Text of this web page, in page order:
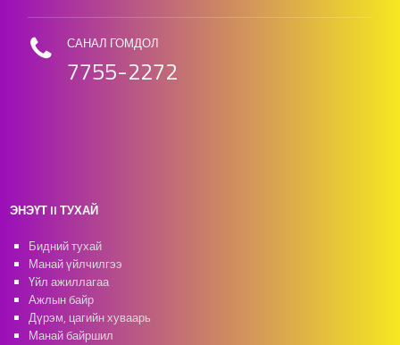
САНАЛ ГОМДОЛ
7755-2272
ЭНЭҮТ II ТУХАЙ
Бидний тухай
Манай үйлчилгээ
Үйл ажиллагаа
Ажлын байр
Дүрэм, цагийн хуваарь
Манай байршил